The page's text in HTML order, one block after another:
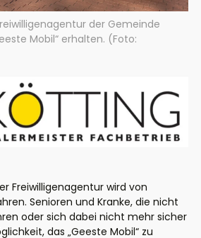
der Gemeinde
Mobil“ erhalten. (Foto:
Freiwilligenagentur wird von
Senioren und Kranke, die nicht
oder sich dabei nicht mehr sicher
, das „Geeste Mobil“ zu